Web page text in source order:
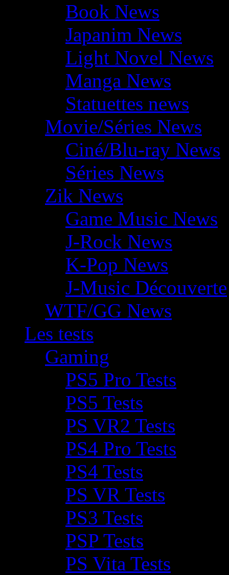
Book News
Japanim News
Light Novel News
Manga News
Statuettes news
Movie/Séries News
Ciné/Blu-ray News
Séries News
Zik News
Game Music News
J-Rock News
K-Pop News
J-Music Découverte
WTF/GG News
Les tests
Gaming
PS5 Pro Tests
PS5 Tests
PS VR2 Tests
PS4 Pro Tests
PS4 Tests
PS VR Tests
PS3 Tests
PSP Tests
PS Vita Tests